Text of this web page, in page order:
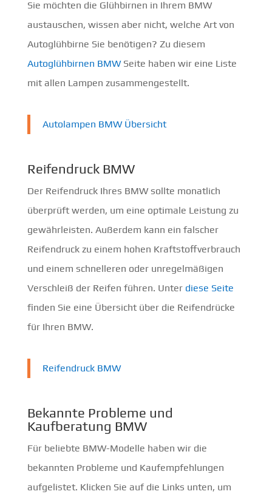
Sie möchten die Glühbirnen in Ihrem BMW
austauschen, wissen aber nicht, welche Art von
Autoglühbirne Sie benötigen? Zu diesem
Autoglühbirnen BMWSeite haben wir eine Liste
mit allen Lampen zusammengestellt.
Autolampen BMW Übersicht
Reifendruck BMW
Der Reifendruck Ihres BMW sollte monatlich
überprüft werden, um eine optimale Leistung zu
gewährleisten. Außerdem kann ein falscher
Reifendruck zu einem hohen Kraftstoffverbrauch
und einem schnelleren oder unregelmäßigen
Verschleiß der Reifen führen. Unter diese Seite
finden Sie eine Übersicht über die Reifendrücke
für Ihren BMW.
Reifendruck BMW
Bekannte Probleme und
Kaufberatung BMW
Für beliebte BMW-Modelle haben wir die
bekannten Probleme und Kaufempfehlungen
aufgelistet. Klicken Sie auf die Links unten, um